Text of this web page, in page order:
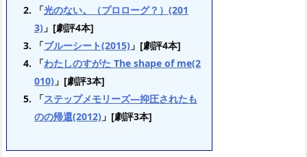
「光のない。（プロローグ？）(201
3) 」[劇評4本]
「ブルーシート(2015) 」[劇評4本]
「わたしのすがた The shape of me(2
010) 」[劇評3本]
「ステップメモリーズ—抑圧されたも
のの帰還(2012) 」[劇評3本]